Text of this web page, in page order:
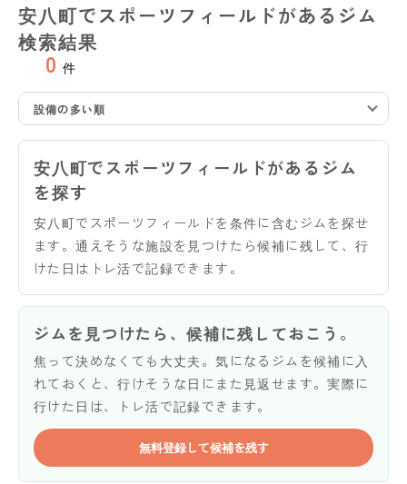
安八町でスポーツフィールドがあるジム
検索結果
0 件
設備の多い順
安八町でスポーツフィールドがあるジム
を探す
安八町でスポーツフィールドを条件に含むジムを探せ
ます。通えそうな施設を見つけたら候補に残して、行
けた日はトレ活で記録できます。
ジムを見つけたら、候補に残しておこう。
焦って決めなくても大丈夫。気になるジムを候補に入
れておくと、行けそうな日にまた見返せます。実際に
行けた日は、トレ活で記録できます。
無料登録して候補を残す